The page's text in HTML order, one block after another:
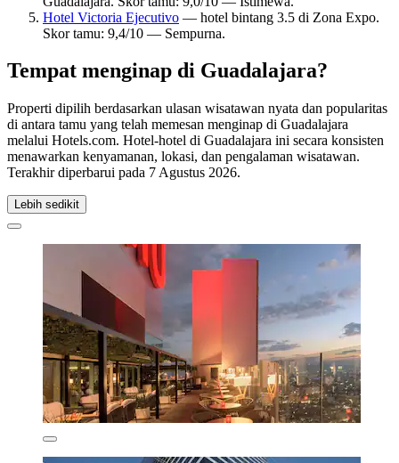
Hotel Victoria Ejecutivo — hotel bintang 3.5 di Zona Expo.
Skor tamu: 9,4/10 — Sempurna.
Tempat menginap di Guadalajara?
Properti dipilih berdasarkan ulasan wisatawan nyata dan popularitas
di antara tamu yang telah memesan menginap di Guadalajara
melalui Hotels.com. Hotel-hotel di Guadalajara ini secara konsisten
menawarkan kenyamanan, lokasi, dan pengalaman wisatawan.
Terakhir diperbarui pada 7 Agustus 2026.
Lebih sedikit